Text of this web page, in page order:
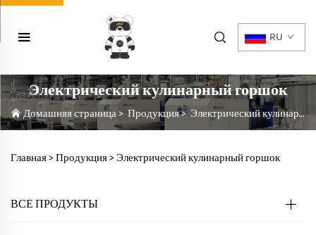
RU
Электрический кулинарный горшок
Домашняя страница> Продукция> Электрический кулинарный горшок
Главная >Продукция>Электрический кулинарный горшок
ВСЕ ПРОДУКТЫ